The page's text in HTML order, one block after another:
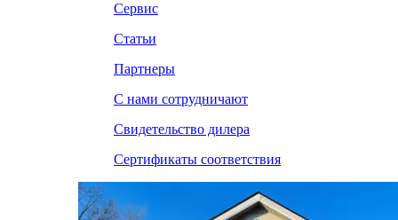
Сервис
Статьи
Партнеры
С нами сотрудничают
Свидетельство дилера
Сертификаты соответствия